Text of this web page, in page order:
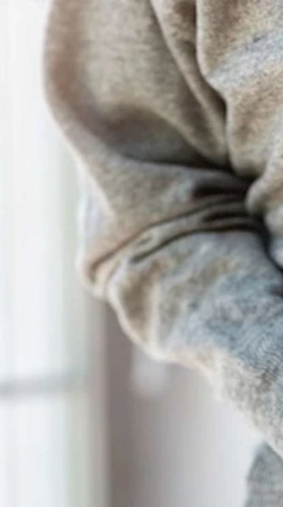
يتم ارتكابها بشكل يومي.